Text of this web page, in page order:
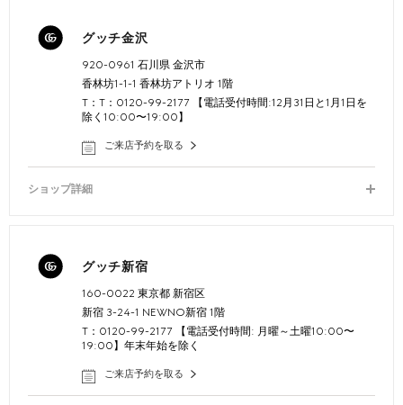
グッチ金沢
920-0961 石川県 金沢市
香林坊1-1-1 香林坊アトリオ 1階
T：T：0120-99-2177 【電話受付時間:12月31日と1月1日を
除く10:00〜19:00】
ご来店予約を取る
ショップ詳細
グッチ新宿
160-0022 東京都 新宿区
新宿 3-24-1 NEWNO新宿 1階
T：0120-99-2177 【電話受付時間: 月曜～土曜10:00〜
19:00】年末年始を除く
ご来店予約を取る